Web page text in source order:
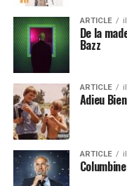
ARTICLE
De la
Bazz
ARTICLE
Adieu
ARTICLE